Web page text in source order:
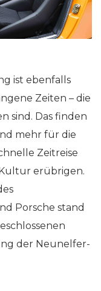
ist ebenfalls
Zeiten – die
sind. Das finden
mehr für die
Zeitreise
erübrigen.
Porsche stand
der Neunelfer-